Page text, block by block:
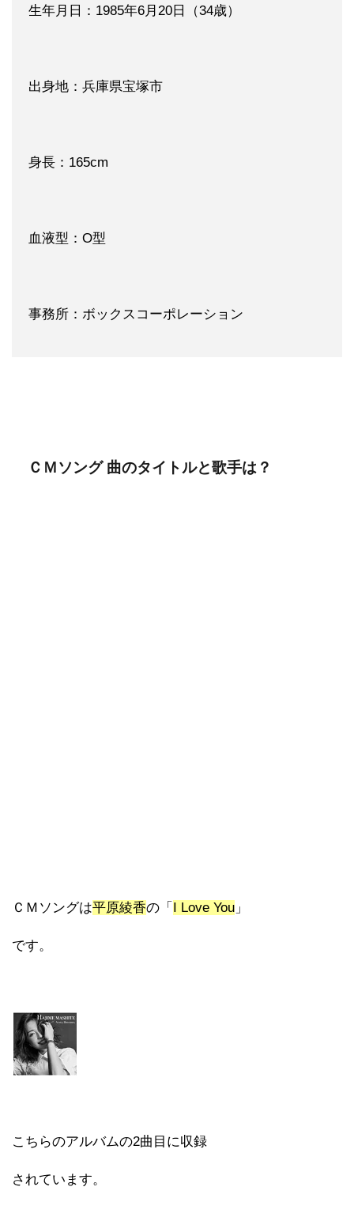
生年月日：1985年6月20日（34歳）
出身地：兵庫県宝塚市
身長：165cm
血液型：O型
事務所：ボックスコーポレーション
ＣＭソング 曲のタイトルと歌手は？
ＣＭソングは平原綾香の「 I Love You 」
です。
こちらのアルバムの2曲目に収録
されています。